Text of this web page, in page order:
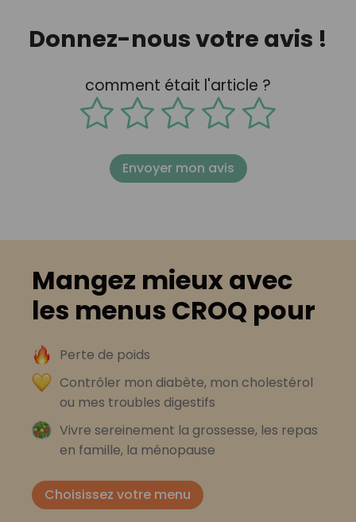
Donnez-nous votre avis !
comment était l'article ?
Envoyer mon avis
Mangez mieux avec
les menus CROQ pour
Perte de poids
Contrôler mon diabète, mon cholestérol
ou mes troubles digestifs
Vivre sereinement la grossesse, les repas
en famille, la ménopause
Choisissez votre menu